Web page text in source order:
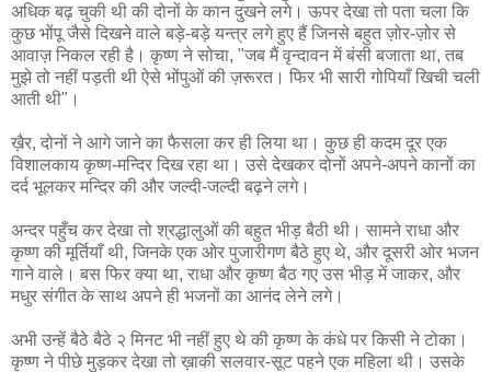
अधिक बढ़ चुकी थी की दोनों के कान दुखने लगे। ऊपर देखा तो पता चला कि
कुछ भोंपू जैसे दिखने वाले बड़े-बड़े यन्त्र लगे हुए हैं जिनसे बहुत ज़ोर-ज़ोर से
आवाज़ निकल रही है। कृष्ण ने सोचा, "जब मैं वृन्दावन में बंसी बजाता था, तब
मुझे तो नहीं पड़ती थी ऐसे भोंपुओं की ज़रूरत। फिर भी सारी गोपियाँ खिची चली
आती थी"।
ख़ैर, दोनों ने आगे जाने का फैसला कर ही लिया था। कुछ ही कदम दूर एक
विशालकाय कृष्ण-मन्दिर दिख रहा था। उसे देखकर दोनों अपने-अपने कानों का
दर्द भूलकर मन्दिर की और जल्दी-जल्दी बढ़ने लगे।
अन्दर पहुँच कर देखा तो श्रद्धालुओं की बहुत भीड़ बैठी थी। सामने राधा और
कृष्ण की मूर्तियाँ थी, जिनके एक ओर पुजारीगण बैठे हुए थे, और दूसरी ओर भजन
गाने वाले। बस फिर क्या था, राधा और कृष्ण बैठ गए उस भीड़ में जाकर, और
मधुर संगीत के साथ अपने ही भजनों का आनंद लेने लगे।
अभी उन्हें बैठे बैठे २ मिनट भी नहीं हुए थे की कृष्ण के कंधे पर किसी ने टोका।
कृष्ण ने पीछे मुड़कर देखा तो ख़ाकी सलवार-सूट पहने एक महिला थी। उसके